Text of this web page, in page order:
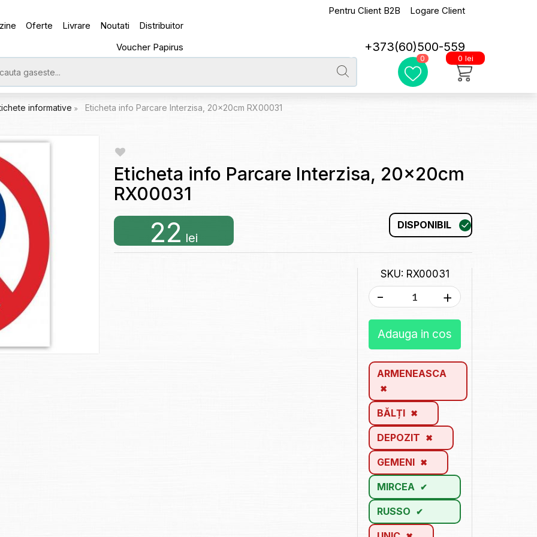
Oferte Livrare Noutati
Distribuitor
Voucher Papirus
Pentru Client B2B Logare Client
+373(60)500-559
0 0 lei
informative Eticheta info Parcare Interzisa, 20x20cm RX00031
Eticheta info Parcare Interzisa, 20x20cm
RX00031
22 lei
DISPONIBIL
SKU: RX00031
- +
Adauga in cos
ARMENEASCA
BĂLȚI
DEPOZIT
GEMENI
MIRCEA
RUSSO